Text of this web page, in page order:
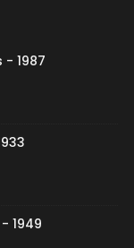
- 1987
1949